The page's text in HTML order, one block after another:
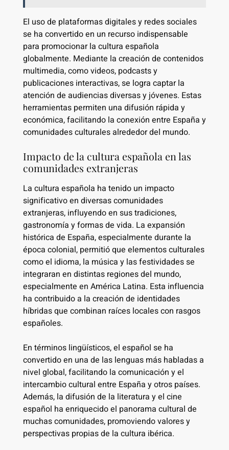
El uso de plataformas digitales y redes sociales
se ha convertido en un recurso indispensable
para promocionar la cultura española
globalmente. Mediante la creación de contenidos
multimedia, como videos, podcasts y
publicaciones interactivas, se logra captar la
atención de audiencias diversas y jóvenes. Estas
herramientas permiten una difusión rápida y
económica, facilitando la conexión entre España y
comunidades culturales alrededor del mundo.
Impacto de la cultura española en las
comunidades extranjeras
La cultura española ha tenido un impacto
significativo en diversas comunidades
extranjeras, influyendo en sus tradiciones,
gastronomía y formas de vida. La expansión
histórica de España, especialmente durante la
época colonial, permitió que elementos culturales
como el idioma, la música y las festividades se
integraran en distintas regiones del mundo,
especialmente en América Latina. Esta influencia
ha contribuido a la creación de identidades
híbridas que combinan raíces locales con rasgos
españoles.
En términos lingüísticos, el español se ha
convertido en una de las lenguas más habladas a
nivel global, facilitando la comunicación y el
intercambio cultural entre España y otros países.
Además, la difusión de la literatura y el cine
español ha enriquecido el panorama cultural de
muchas comunidades, promoviendo valores y
perspectivas propias de la cultura ibérica.